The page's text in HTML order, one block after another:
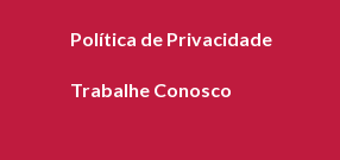
Política de Privacidade
Trabalhe Conosco